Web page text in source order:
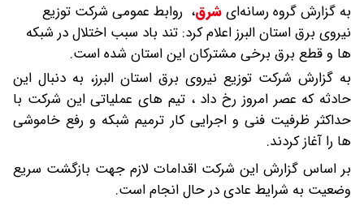
به گزارش گروه رسانه‌ایشرق، روابط عمومی شرکت توزیع
نیروی برق استان البرز اعلام کرد: تند باد سبب اختلال در شبکه
ها و قطع برق برخی مشترکان این استان شده است.
به گزارش شرکت توزیع نیروی برق استان البرز، به دنبال این
حادثه که عصر امروز رخ داد ، تیم های عملیاتی این شرکت با
حداکثر ظرفیت فنی و اجرایی کار ترمیم شبکه و رفع خاموشی
ها را آغاز کردند.
بر اساس گزارش این شرکت اقدامات لازم جهت بازگشت سریع
وضعیت به شرایط عادی در حال انجام است.